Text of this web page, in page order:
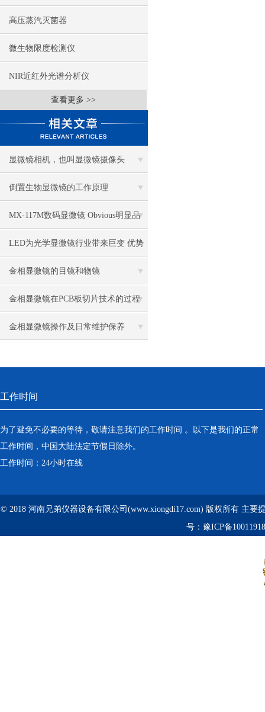
高压蒸汽灭菌器
微生物限度检测仪
NIR近红外光谱分析仪
查看更多 >>
显微镜相机，也叫显微镜摄像头
倒置生物显微镜的工作原理
MX-117M数码显微镜 Obvious明显品
牌值得推荐
LED为光学显微镜行业带来巨变 优势
比传统卤素更明显
金相显微镜的目镜和物镜
金相显微镜在PCB板切片技术的过程
控制中的作用
金相显微镜操作及日常维护保养
工作时间
为了避免不必要的等待，敬请注意我们的工作时间 。以下是我们的正常
工作时间，中国大陆法定节假日除外。
工作时间：24小时在线
© 2018 河南兄弟仪器设备有限公司(www.xiongdi17.com) 版权所有 主要
号： 豫ICP备